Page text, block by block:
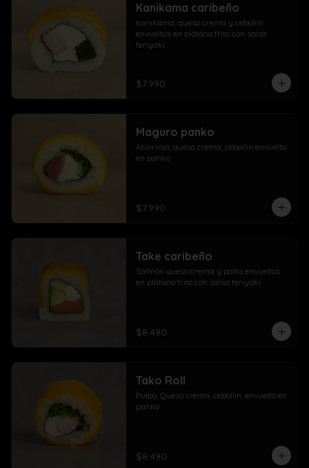
Kanikama caribeño
kanikama, queso crema y cebollín
envueltos en plátano frito con salsa
teriyaki
$7.990
Maguro panko
Atún rojo, queso crema, cebollín envuelto
en panko
$7.990
Take caribeño
Salmón queso crema y palta envueltos
en plátano frito con salsa teriyaki
$8.490
Tako Roll
Pulpo, Queso crema, cebollin, envuelto en
panko
$8.490